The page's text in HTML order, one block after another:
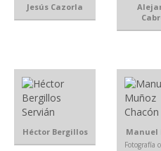
Jesús Cazorla
Héctor Bergillos Manuel
Fotografía